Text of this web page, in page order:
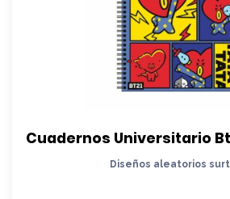
Cuadernos Universitario
Diseños aleatorios